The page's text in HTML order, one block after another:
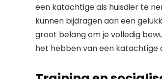
een katachtige als huisdier te
kunnen bijdragen aan een
groot belang om je volledig
het hebben van een katachtige